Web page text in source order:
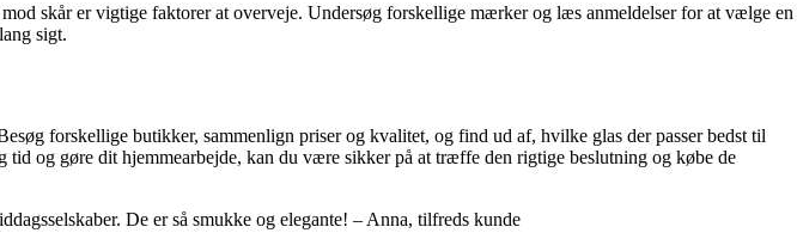
skår er vigtige faktorer at overveje. Undersøg forskellige mærker og læs anmeldelser for at vælge en
sigt.
forskellige butikker, sammenlign priser og kvalitet, og find ud af, hvilke glas der passer bedst til
og gøre dit hjemmearbejde, kan du være sikker på at træffe den rigtige beslutning og købe de
De er så smukke og elegante! – Anna, tilfreds kunde